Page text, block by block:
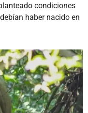
condiciones
haber nacido en